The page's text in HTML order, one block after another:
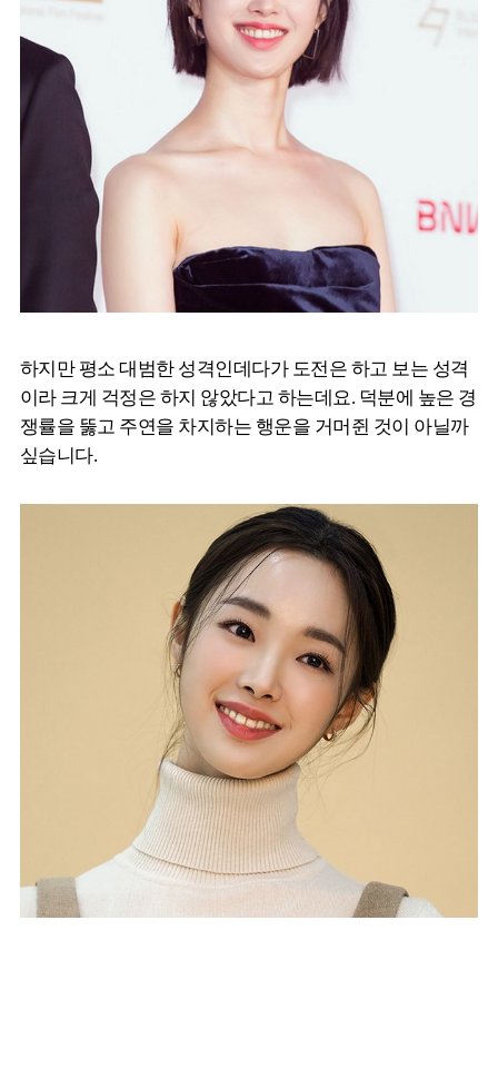
하지만 평소 대범한 성격인데다가 도전은 하고 보는 성격
이라 크게 걱정은 하지 않았다고 하는데요. 덕분에 높은 경
쟁률을 뚫고 주연을 차지하는 행운을 거머쥔 것이 아닐까
싶습니다.